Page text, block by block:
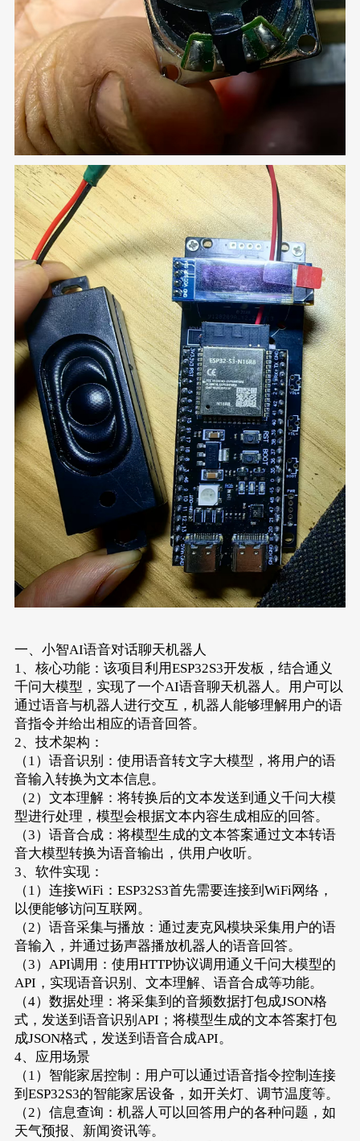
一、小智AI语音对话聊天机器人
1、核心功能：该项目利用ESP32S3开发板，结合通义
千问大模型，实现了一个AI语音聊天机器人。用户可以
通过语音与机器人进行交互，机器人能够理解用户的语
音指令并给出相应的语音回答。
2、技术架构：
（1）语音识别：使用语音转文字大模型，将用户的语
音输入转换为文本信息。
（2）文本理解：将转换后的文本发送到通义千问大模
型进行处理，模型会根据文本内容生成相应的回答。
（3）语音合成：将模型生成的文本答案通过文本转语
音大模型转换为语音输出，供用户收听。
3、软件实现：
（1）连接WiFi：ESP32S3首先需要连接到WiFi网络，
以便能够访问互联网。
（2）语音采集与播放：通过麦克风模块采集用户的语
音输入，并通过扬声器播放机器人的语音回答。
（3）API调用：使用HTTP协议调用通义千问大模型的
API，实现语音识别、文本理解、语音合成等功能。
（4）数据处理：将采集到的音频数据打包成JSON格
式，发送到语音识别API；将模型生成的文本答案打包
成JSON格式，发送到语音合成API。
4、应用场景
（1）智能家居控制：用户可以通过语音指令控制连接
到ESP32S3的智能家居设备，如开关灯、调节温度等。
（2）信息查询：机器人可以回答用户的各种问题，如
天气预报、新闻资讯等。